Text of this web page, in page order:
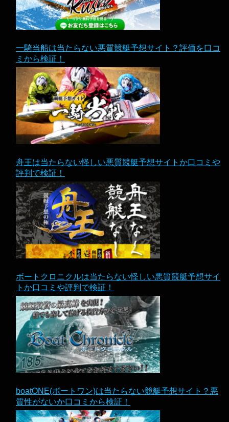
一騎当船は当たらない悪質競艇予想サイト？評価を口コ
ミから検証！
舟王は当たらない怪しい悪質競艇予想サイトか口コミや
評判で検証！
ボートクロニクルは当たらない怪しい悪質競艇予想サイ
トか口コミや評判で検証！
boatONE(ボートワン)は当たらない競艇予想サイト？悪
質性がないか口コミから検証！